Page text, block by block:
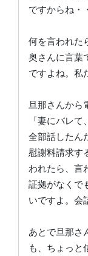
ですからね・
何を言われた
奥さんに言葉
ですよね。私
旦那さんから
「妻にバレ
全部話したん
慰謝料請求す
われたら、言
証拠がなくで
いですよ。会
あとで旦那さ
も、ちょっと